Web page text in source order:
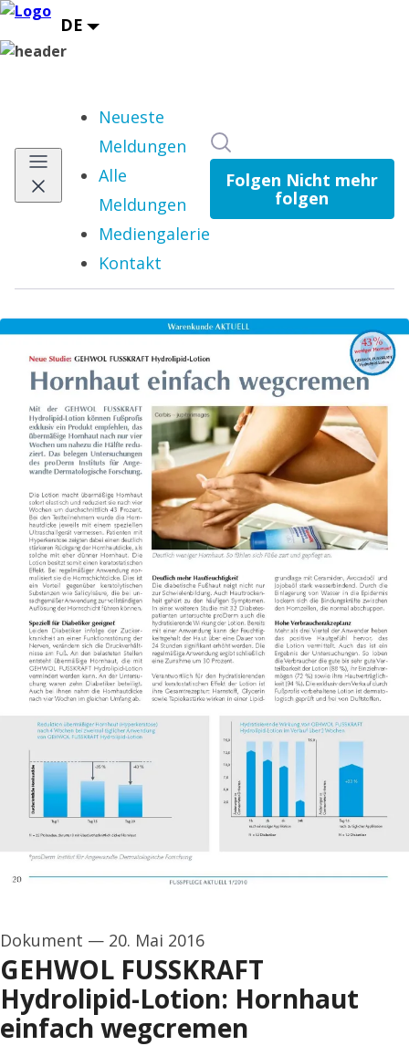
Neueste
Meldungen
Alle
Meldungen
Mediengalerie
Kontakt
Folgen Nicht mehr
folgen
Dokument — 20. Mai 2016
GEHWOL FUSSKRAFT
Hydrolipid-Lotion: Hornhaut
einfach wegcremen